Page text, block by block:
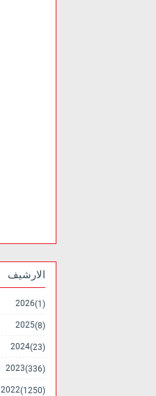
الارشيف
2026 (1)
2025 (8)
2024 (23)
2023 (336)
2022 (1250)